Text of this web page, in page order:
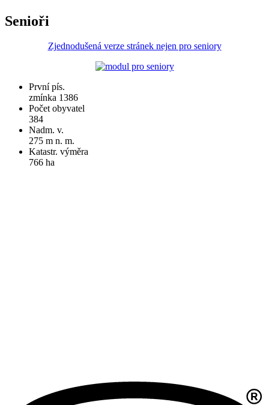
Senioři
Zjednodušená verze stránek nejen pro seniory
První pís.
zmínka 1386
Počet obyvatel
384
Nadm. v.
275 m n. m.
Katastr. výměra
766 ha